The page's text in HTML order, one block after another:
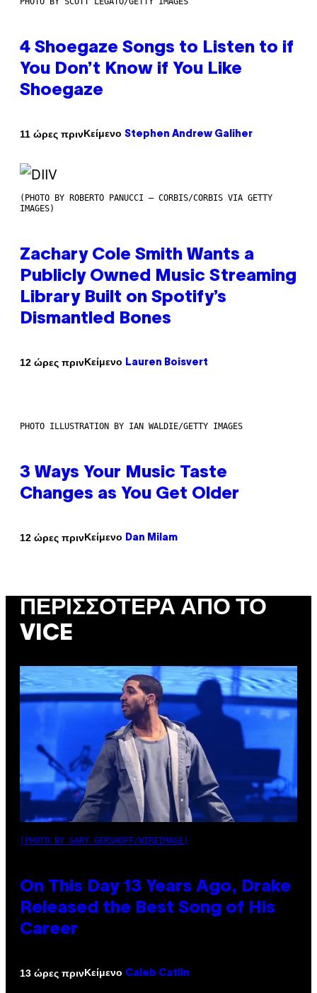
4 Shoegaze Songs to Listen to if
You Don’t Know if You Like
Shoegaze
11 ώρες πρινΚείμενο Stephen Andrew Galiher
(PHOTO BY ROBERTO PANUCCI – CORBIS/CORBIS VIA GETTY
IMAGES)
Zachary Cole Smith Wants a
Publicly Owned Music Streaming
Library Built on Spotify’s
Dismantled Bones
12 ώρες πρινΚείμενο Lauren Boisvert
PHOTO ILLUSTRATION BY IAN WALDIE/GETTY IMAGES
3 Ways Your Music Taste
Changes as You Get Older
12 ώρες πρινΚείμενο Dan Milam
ΠΕΡΙΣΣΌΤΕΡΑ ΑΠΌ ΤΟ
VICE
(PHOTO BY GARY GERSHOFF/WIREIMAGE)
On This Day 13 Years Ago, Drake
Released the Best Song of His
Career
13 ώρες πρινΚείμενο Caleb Catlin